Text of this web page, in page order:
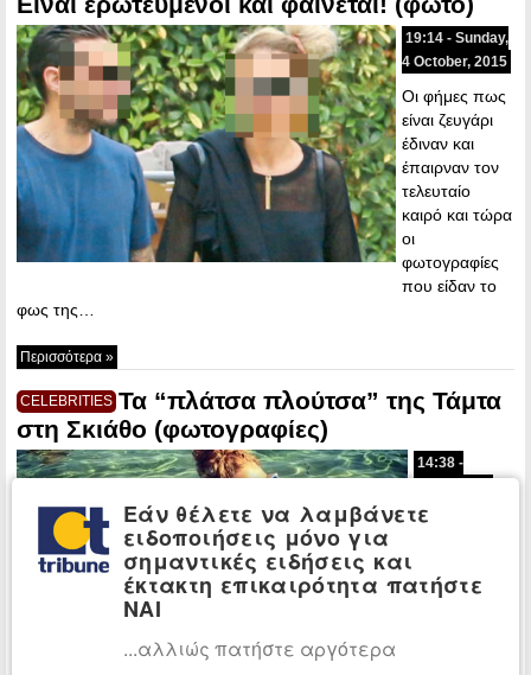
19:14 - Sunday,
4 October, 2015
Οι φήμες πως
είναι ζευγάρι
έδιναν και
έπαιρναν τον
τελευταίο
καιρό και τώρα
οι
φωτογραφίες
που είδαν το
φως της…
Περισσότερα »
CELEBRITIES Τα “πλάτσα πλούτσα” της Τάμτα
στη Σκιάθο (φωτογραφίες)
14:38 -
July, 2014
ελληνική
Εάν θέλετε να λαμβάνετε
ειδοποιήσεις μόνο για
σημαντικές ειδήσεις και
έκτακτη επικαιρότητα πατήστε
ΝΑΙ
...αλλιώς πατήστε αργότερα